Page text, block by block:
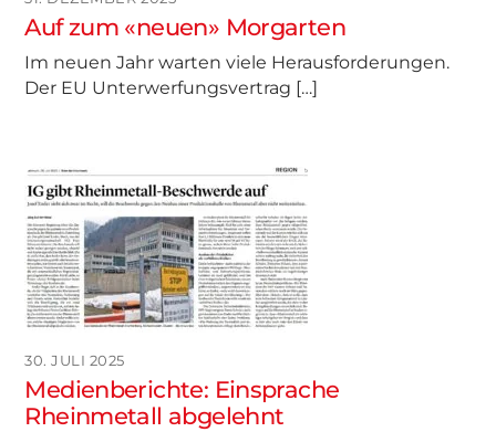
Auf zum «neuen» Morgarten
Im neuen Jahr warten viele Herausforderungen.
Der EU Unterwerfungsvertrag […]
30. JULI 2025
Medienberichte: Einsprache
Rheinmetall abgelehnt